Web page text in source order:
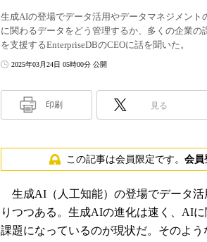
生成AIの登場でデータ活用やデータマネジメン
に関わるデータをどう管理するか、多くの企業
を支援するEnterpriseDBのCEOに話を聞いた。
2025年03月24日 05時00分 公開
印刷 見る
この記事は会員限定です。 会員
生成AI（人工知能）の登場でデータ活
りつつある。生成AIの進化は速く、AI
課題になっているのが現状だ。そのよ